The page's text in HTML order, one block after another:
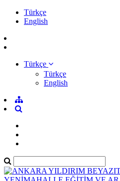
Türkçe
English
Türkçe
Türkçe
English